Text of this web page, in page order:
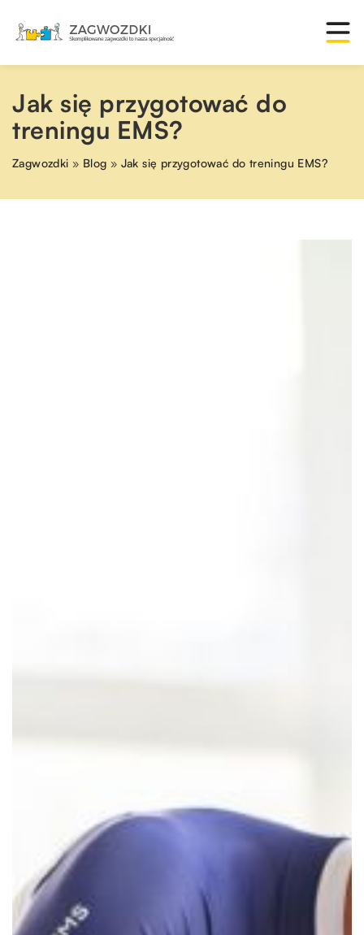
Jak się przygotować do
treningu EMS?
Zagwozdki » Blog » Jak się przygotować do treningu EMS?